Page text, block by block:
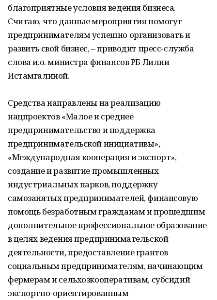
благоприятные условия ведения бизнеса.
Считаю, что данные мероприятия помогут
предпринимателям успешно организовать и
развить свой бизнес, – приводит пресс-служба
слова и.о. министра финансов РБ Лилии
Истамгалиной.
Средства направлены на реализацию
нацпроектов «Малое и среднее
предпринимательство и поддержка
предпринимательской инициативы»,
«Международная кооперация и экспорт»,
создание и развитие промышленных
индустриальных парков, поддержку
самозанятых предпринимателей, финансовую
помощь безработным гражданам и прошедшим
дополнительное профессиональное образование
в целях ведения предпринимательской
деятельности, предоставление грантов
социальным предпринимателям, начинающим
фермерам и сельхозкооперативам, субсидий
экспортно-ориентированным